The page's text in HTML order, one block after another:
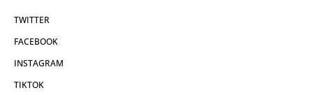
TWITTER
FACEBOOK
INSTAGRAM
TIKTOK